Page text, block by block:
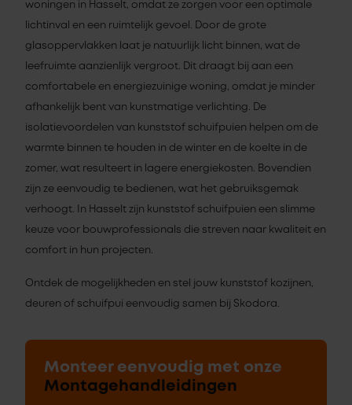
woningen in Hasselt, omdat ze zorgen voor een optimale
lichtinval en een ruimtelijk gevoel. Door de grote
glasoppervlakken laat je natuurlijk licht binnen, wat de
leefruimte aanzienlijk vergroot. Dit draagt bij aan een
comfortabele en energiezuinige woning, omdat je minder
afhankelijk bent van kunstmatige verlichting. De
isolatievoordelen van kunststof schuifpuien helpen om de
warmte binnen te houden in de winter en de koelte in de
zomer, wat resulteert in lagere energiekosten. Bovendien
zijn ze eenvoudig te bedienen, wat het gebruiksgemak
verhoogt. In Hasselt zijn kunststof schuifpuien een slimme
keuze voor bouwprofessionals die streven naar kwaliteit en
comfort in hun projecten.
Ontdek de mogelijkheden en stel jouw kunststof kozijnen,
deuren of schuifpui eenvoudig samen bij Skodora.
Monteer eenvoudig met onze
Montagehandleidingen